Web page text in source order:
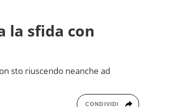
la sfida con
sto riuscendo neanche ad
CONDIVIDI